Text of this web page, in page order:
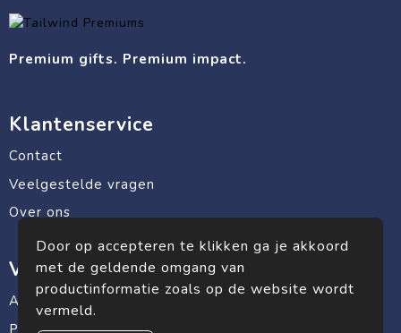
Premium gifts. Premium impact.
Klantenservice
Contact
Veelgestelde vragen
Over ons
Veilig winkelen
Algemene voorwaarden
Privacyverklaring
Door op accepteren te klikken ga je akkoord
met de geldende omgang van
productinformatie zoals op de website wordt
vermeld.